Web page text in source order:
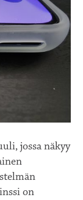
jossa näkyy
on